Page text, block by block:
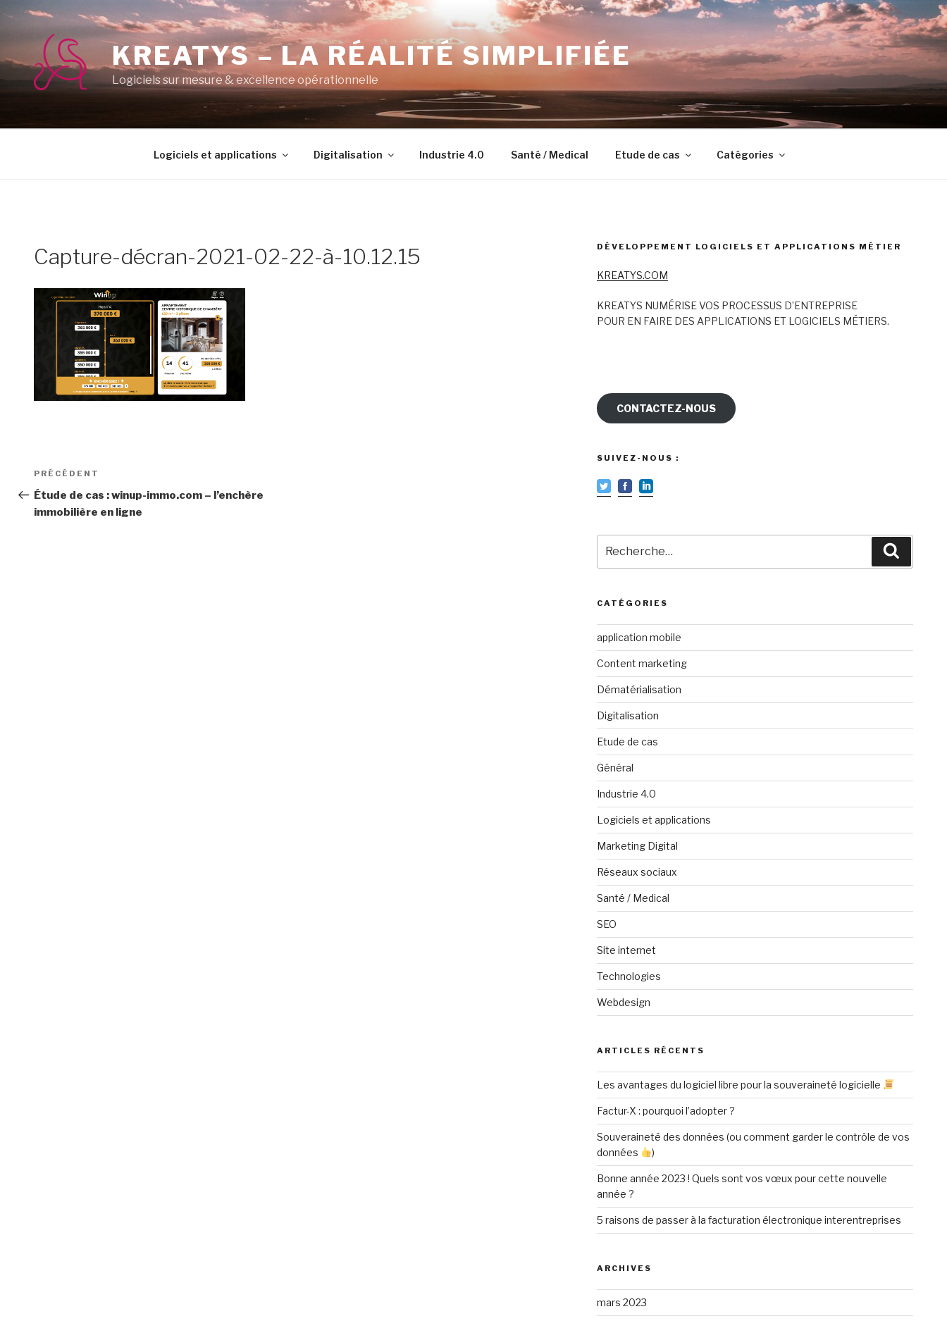
contenu
principal
KREATYS – LA RÉALITÉ SIMPLIFIÉE
Logiciels sur mesure & excellence opérationnelle
Logiciels et applications Digitalisation Industrie 4.0 Santé / Medical Etude de cas Catégories
Capture-décran-2021-02-22-à-10.12.15
Navigation
de
l’article
Article
précédent
PRÉCÉDENT
Étude de cas : winup-immo.com – l’enchère
immobilière en ligne
DÉVELOPPEMENT LOGICIELS ET APPLICATIONS MÉTIER
KREATYS.COM
KREATYS NUMÉRISE VOS PROCESSUS D’ENTREPRISE
POUR EN FAIRE DES APPLICATIONS ET LOGICIELS MÉTIERS.
CONTACTEZ-NOUS
SUIVEZ-NOUS :
pour
:
CATÉGORIES
application mobile
Content marketing
Dématérialisation
Digitalisation
Etude de cas
Général
Industrie 4.0
Logiciels et applications
Marketing Digital
Réseaux sociaux
Santé / Medical
SEO
Site internet
Technologies
Webdesign
ARTICLES RÉCENTS
Les avantages du logiciel libre pour la souveraineté logicielle
Factur-X : pourquoi l’adopter ?
Souveraineté des données (ou comment garder le contrôle de vos
données
)
Bonne année 2023 ! Quels sont vos vœux pour cette nouvelle
année ?
5 raisons de passer à la facturation électronique interentreprises
ARCHIVES
mars 2023